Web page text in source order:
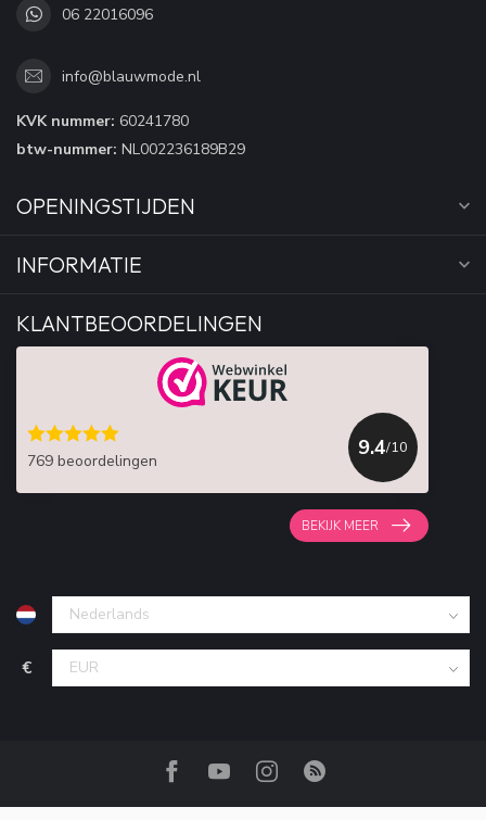
06 22016096
info@blauwmode.nl
KVK nummer: 60241780
btw-nummer: NL002236189B29
OPENINGSTIJDEN
INFORMATIE
KLANTBEOORDELINGEN
769 beoordelingen
9.4/10
BEKIJK MEER
€